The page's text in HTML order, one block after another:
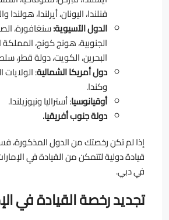
فنلندا، اليونان، أيرلندا، هولندا
الدول الآسيوية:سنغافورة،
الجنوبية، هونج كونج،
البحرين، الكويت، دولة قطر،
دول أمريكا الشمالية:
وكندا.
أوقيانوسيا: أستراليا ونيوزيلندا.
دولة جنوب أفريقيا.
إذا لم تكن رخصتك من الدول المذكورة،
قيادة دولية لتتمكن من القيادة في
في دبي.
تجديد رخصة القيادة في